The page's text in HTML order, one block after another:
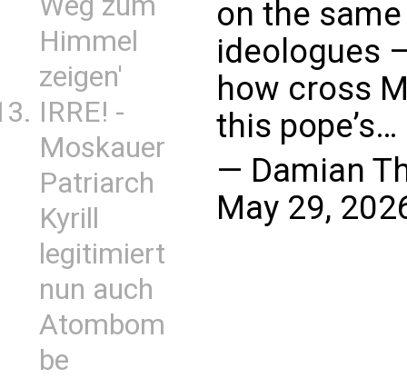
Himmel
zeigen'
IRRE! -
Moskauer
Patriarch
Kyrill
legitimiert
nun auch
Atombom
be
on the
ideologues
how cross
this pope’s…
— Damian
May 29,